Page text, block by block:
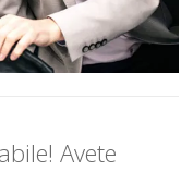
Avete